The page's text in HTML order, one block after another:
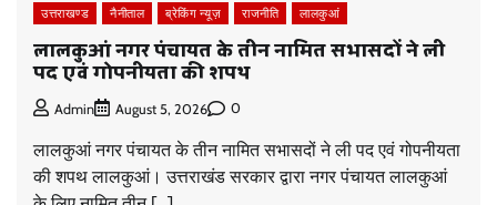
उत्तराखण्ड नैनीताल ब्रेकिंग न्यूज़ राजनीति लालकुआं
लालकुआं नगर पंचायत के तीन नामित सभासदों ने ली
पद एवं गोपनीयता की शपथ
Admin August 5, 2026 0
लालकुआं नगर पंचायत के तीन नामित सभासदों ने ली पद एवं गोपनीयता
की शपथ लालकुआं। उत्तराखंड सरकार द्वारा नगर पंचायत लालकुआं